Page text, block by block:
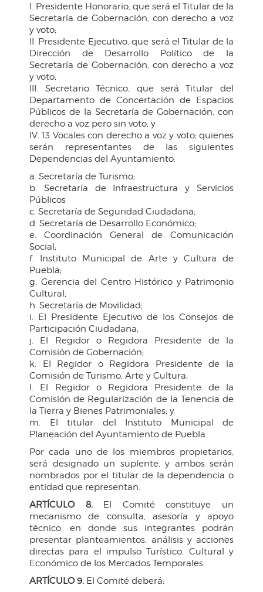
I. Presidente Honorario, que será el Titular de la
Secretaría de Gobernación, con derecho a voz
y voto;
II. Presidente Ejecutivo, que será el Titular de la
Dirección de Desarrollo Político de la
Secretaría de Gobernación, con derecho a voz
y voto;
III. Secretario Técnico, que será Titular del
Departamento de Concertación de Espacios
Públicos de la Secretaría de Gobernación, con
derecho a voz pero sin voto; y
IV. 13 Vocales con derecho a voz y voto; quienes
serán representantes de las siguientes
Dependencias del Ayuntamiento:
a. Secretaría de Turismo;
b. Secretaría de Infraestructura y Servicios
Públicos
c. Secretaría de Seguridad Ciudadana;
d. Secretaría de Desarrollo Económico;
e. Coordinación General de Comunicación
Social;
f. Instituto Municipal de Arte y Cultura de
Puebla;
g. Gerencia del Centro Histórico y Patrimonio
Cultural;
h. Secretaría de Movilidad;
i. El Presidente Ejecutivo de los Consejos de
Participación Ciudadana;
j. El Regidor o Regidora Presidente de la
Comisión de Gobernación;
k. El Regidor o Regidora Presidente de la
Comisión de Turismo, Arte y Cultura;
l. El Regidor o Regidora Presidente de la
Comisión de Regularización de la Tenencia de
la Tierra y Bienes Patrimoniales; y
m. El titular del Instituto Municipal de
Planeación del Ayuntamiento de Puebla.
Por cada uno de los miembros propietarios,
será designado un suplente, y ambos serán
nombrados por el titular de la dependencia o
entidad que representan.
ARTÍCULO 8.El Comité constituye un
mecanismo de consulta, asesoría y apoyo
técnico, en donde sus integrantes podrán
presentar planteamientos, análisis y acciones
directas para el impulso Turístico, Cultural y
Económico de los Mercados Temporales.
ARTÍCULO 9. El Comité deberá: